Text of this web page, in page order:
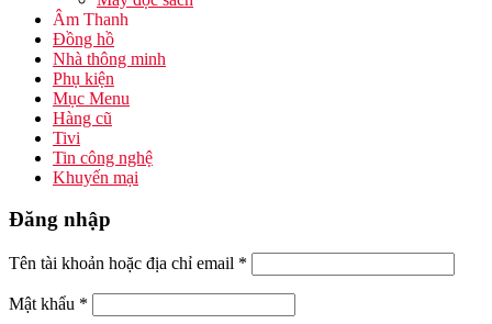
Âm Thanh
Đồng hồ
Nhà thông minh
Phụ kiện
Mục Menu
Hàng cũ
Tivi
Tin công nghệ
Khuyến mại
Đăng nhập
Tên tài khoản hoặc địa chỉ email *
Mật khẩu *